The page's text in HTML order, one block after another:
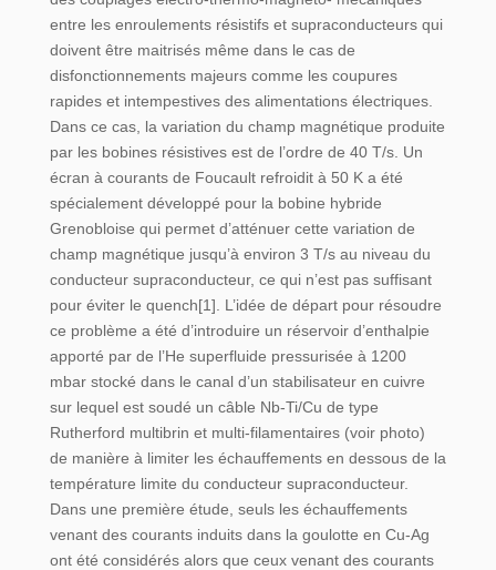
entre les enroulements résistifs et supraconducteurs qui
doivent être maitrisés même dans le cas de
disfonctionnements majeurs comme les coupures
rapides et intempestives des alimentations électriques.
Dans ce cas, la variation du champ magnétique produite
par les bobines résistives est de l’ordre de 40 T/s. Un
écran à courants de Foucault refroidit à 50 K a été
spécialement développé pour la bobine hybride
Grenobloise qui permet d’atténuer cette variation de
champ magnétique jusqu’à environ 3 T/s au niveau du
conducteur supraconducteur, ce qui n’est pas suffisant
pour éviter le quench[1]. L’idée de départ pour résoudre
ce problème a été d’introduire un réservoir d’enthalpie
apporté par de l’He superfluide pressurisée à 1200
mbar stocké dans le canal d’un stabilisateur en cuivre
sur lequel est soudé un câble Nb-Ti/Cu de type
Rutherford multibrin et multi-filamentaires (voir photo)
de manière à limiter les échauffements en dessous de la
température limite du conducteur supraconducteur.
Dans une première étude, seuls les échauffements
venant des courants induits dans la goulotte en Cu-Ag
ont été considérés alors que ceux venant des courants